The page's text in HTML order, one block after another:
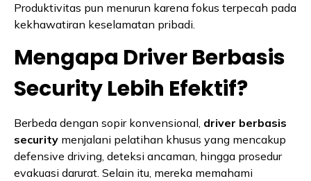
Produktivitas pun menurun karena fokus terpecah pada
kekhawatiran keselamatan pribadi.
Mengapa Driver Berbasis
Security Lebih Efektif?
Berbeda dengan sopir konvensional, driver berbasis
security menjalani pelatihan khusus yang mencakup
defensive driving, deteksi ancaman, hingga prosedur
evakuasi darurat. Selain itu, mereka memahami